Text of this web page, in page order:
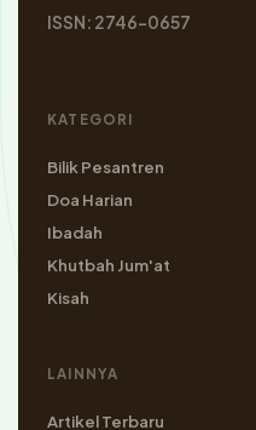
ISSN: 2746-0657
KATEGORI
Bilik Pesantren
Doa Harian
Ibadah
Khutbah Jum'at
Kisah
LAINNYA
Artikel Terbaru